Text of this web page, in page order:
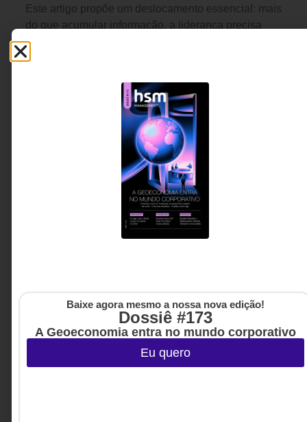
Este artigo propõe um deslocamento essencial: mais
do que acumular informação, a liderança precisa
desenvolver discernimento - a capacidade de
interpretar com clareza quando a pressão empurra
Carlos Legal - Fundador da
Legalas Aprendizagem e
Educação Corporativa
5 MINUTOS MIN DE LEITURA
Baixe agora mesmo a nossa nova edição!
Dossiê #173
A Geoeconomia entra no mundo corporativo
Eu quero